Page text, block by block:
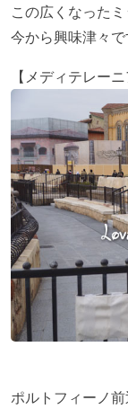
この広くなった
今から興味津々で
【メディテレー
ポルトフィーノ前